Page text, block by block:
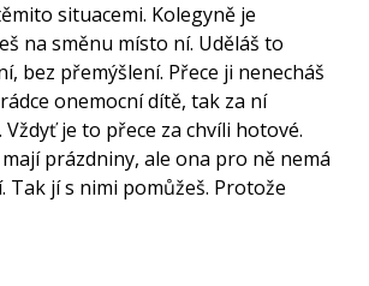
situacemi. Kolegyně je
na směnu místo ní. Uděláš to
bez přemýšlení. Přece ji nenecháš
onemocní dítě, tak za ní
je to přece za chvíli hotové.
prázdniny, ale ona pro ně nemá
Tak jí s nimi pomůžeš. Protože